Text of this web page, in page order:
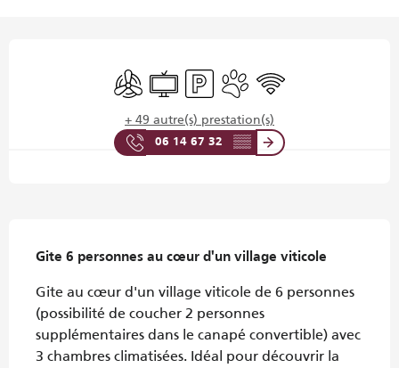
Air conditionné
Télévision
ParkingAnimaux acceptés
WiFi
+ 49 autre(s) prestation(s)
06 14 67 32 ▒▒
Gite 6 personnes au cœur d'un village viticole
Gite au cœur d'un village viticole de 6 personnes
(possibilité de coucher 2 personnes
supplémentaires dans le canapé convertible) avec
3 chambres climatisées. Idéal pour découvrir la